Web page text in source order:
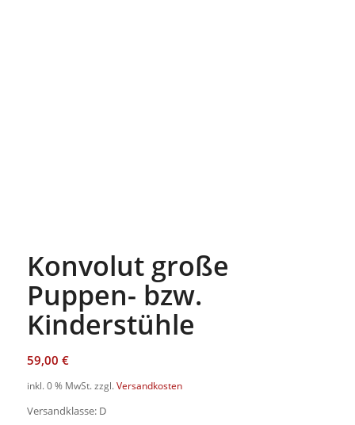
Konvolut große
Puppen- bzw.
Kinderstühle
59,00 €
inkl. 0 % MwSt. zzgl. Versandkosten
Versandklasse: D